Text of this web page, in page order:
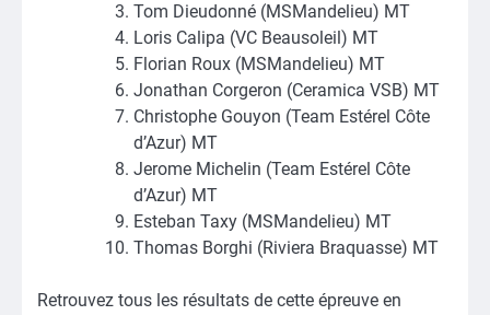
Tom Dieudonné (MSMandelieu) MT
Loris Calipa (VC Beausoleil) MT
Florian Roux (MSMandelieu) MT
Jonathan Corgeron (Ceramica VSB) MT
Christophe Gouyon (Team Estérel Côte
d’Azur) MT
Jerome Michelin (Team Estérel Côte
d’Azur) MT
Esteban Taxy (MSMandelieu) MT
Thomas Borghi (Riviera Braquasse) MT
Retrouvez tous les résultats de cette épreuve en